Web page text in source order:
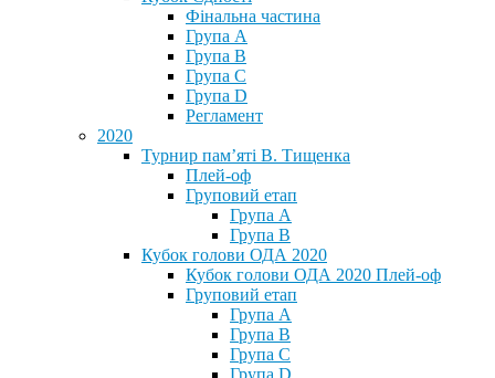
Фінальна частина
Група А
Група В
Група С
Група D
Регламент
2020
Турнир пам’яті В. Тищенка
Плей-оф
Груповий етап
Група А
Група В
Кубок голови ОДА 2020
Кубок голови ОДА 2020 Плей-оф
Груповий етап
Група A
Група B
Група C
Група D